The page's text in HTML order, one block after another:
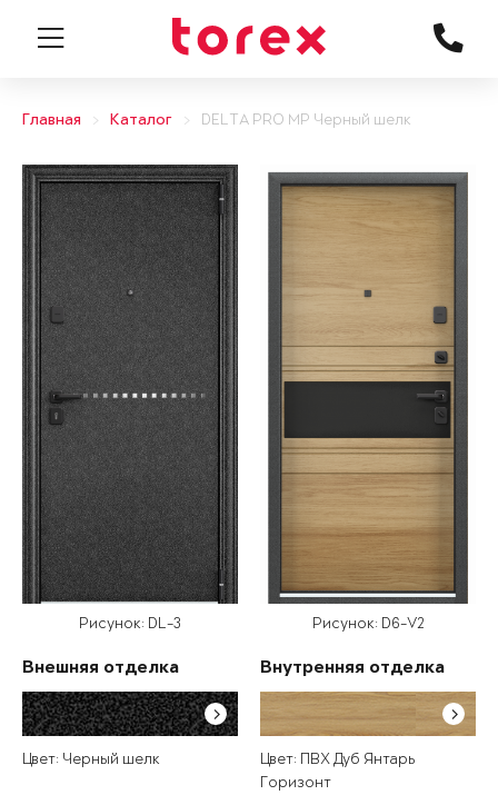
Главная Каталог DELTA PRO MP Черный шелк
Рисунок: DL-3
Внешняя отделка
Цвет: Черный шелк
Рисунок: D6-V2
Внутренняя отделка
Цвет: ПВХ Дуб Янтарь
Горизонт